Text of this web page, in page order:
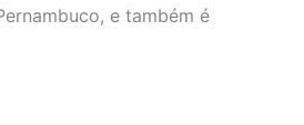
e também é